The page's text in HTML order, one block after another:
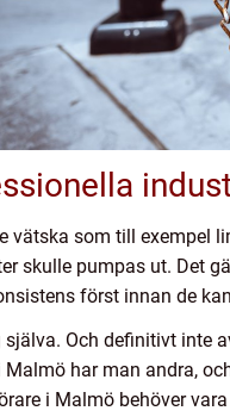
vätska som till exempel
skulle pumpas ut. Det
först innan de
Och definitivt inte
har man andra,
i Malmö behöver